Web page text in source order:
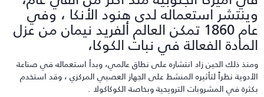
استعماله لدى هنود الأنكا ، وفي
عام 1860 تمكن العالم ألفريد نيمان من عزل
الفعالة في نبات الكوكا،
ذلك الحين زاد انتشاره على نطاق عالمي، وبدأ استعماله في صناعة
نظراً لتأثيره المنشط على الجهاز العصبي المركزي ، وقد استخدم
في المشروبات الترويحية وبخاصة الكوكاكولا .